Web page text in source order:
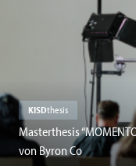
KISDthesis
Masterthesis
von Byron Co